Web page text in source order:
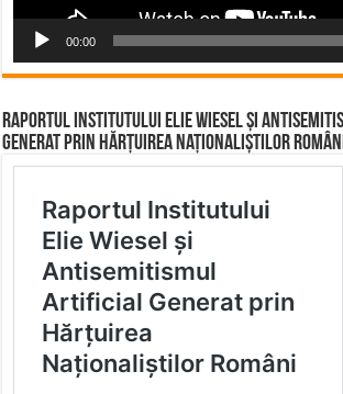
00:00
Raportul Institutului Elie Wiesel și
Generat prin Hărțuirea Naționaliștilor